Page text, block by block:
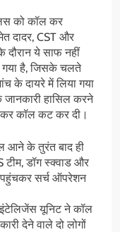
को कॉल कर
दादर, CST और
ये साफ नहीं
गया है, जिसके चलते
के दायरे में लिया गया
हासिल करने
कॉल कट कर दी।
आने के तुरंत बाद ही
टीम, डॉग स्क्वाड और
सर्च ऑपरेशन
इंटेलिजेंस यूनिट ने कॉल
देने वाले दो लोगों